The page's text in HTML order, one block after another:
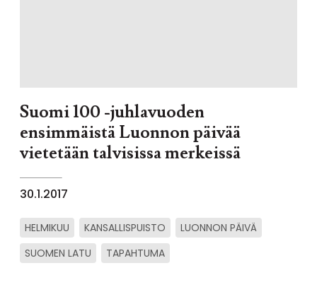
Suomi 100 -juhlavuoden
ensimmäistä Luonnon päivää
vietetään talvisissa merkeissä
30.1.2017
HELMIKUU KANSALLISPUISTO
LUONNON PÄIVÄ
SUOMEN LATU
TAPAHTUMA